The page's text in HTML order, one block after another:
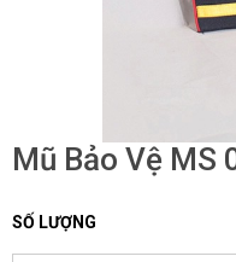
Mũ Bảo Vệ MS
SỐ LƯỢNG